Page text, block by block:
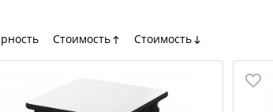
Стоимость Стоимость